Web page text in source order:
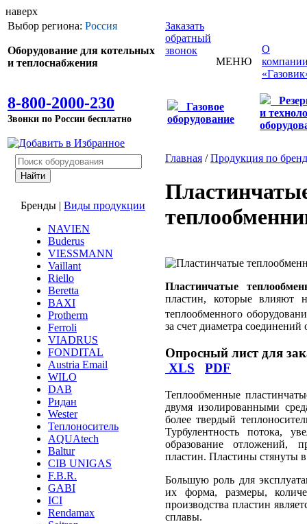
наверх
Выбор региона: Россия
Оборудование для котельных
и теплоснабжения
8-800-2000-230
Звонки по России бесплатно
Заказать
обратный
звонок
МЕНЮ
О
Газовое
оборудование
и
Бренды | Виды продукции
NAVIEN
Buderus
VIESSMANN
Vaillant
Riello
Beretta
BAXI
Protherm
Ferroli
VIADRUS
FONDITAL
Austria Email
WILO
DAB
Ридан
Wester
Теплоноситель
AQUAtech
Baltur
CIB UNIGAS
F.B.R.
GABI
ICI
Rendamax
Главная /Продукция по
Пластинчатые
пластин, которые влияют
теплообменного
за счет диаметра
Опросный лист для
XLS
PDF
Теплообменные
двумя изолированными
более твердый
Турбулентность потока,
образование отложений,
пластин. Пластины стянуты
Большую роль для
их форма, размеры,
производства пластин
сплавы.